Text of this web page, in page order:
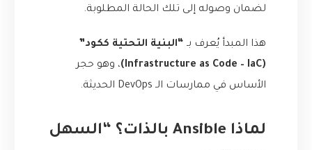
لضمان وصوله إلى تلك الحالة المطلوبة.
هذا المبدأ يُعرف بـ “البنية التحتية ككود”
(Infrastructure as Code – IaC)
، وهو حجر
الأساس في ممارسات الـ DevOps الحديثة.
لماذا Ansible بالذات؟ “السهل